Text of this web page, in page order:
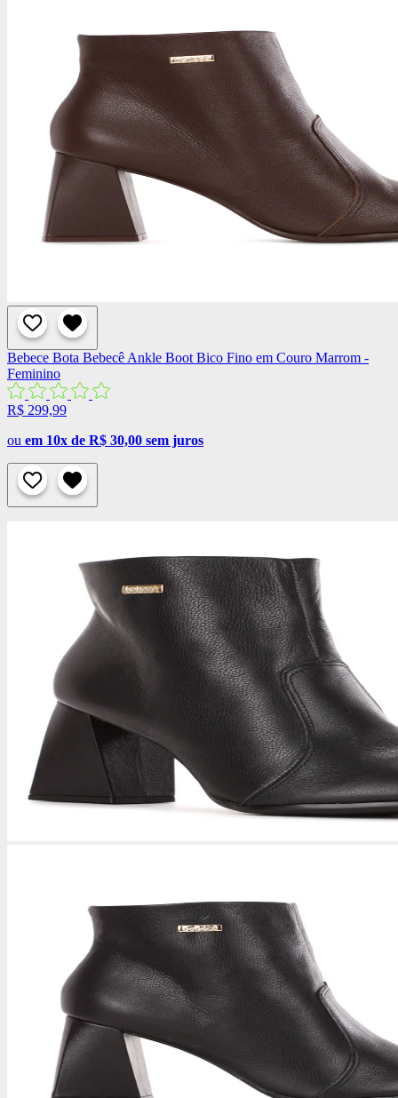
Bebece Bota Bebecê Ankle Boot Bico Fino em Couro Marrom -
Feminino
R$ 299,99
ou em 10x de R$ 30,00 sem juros